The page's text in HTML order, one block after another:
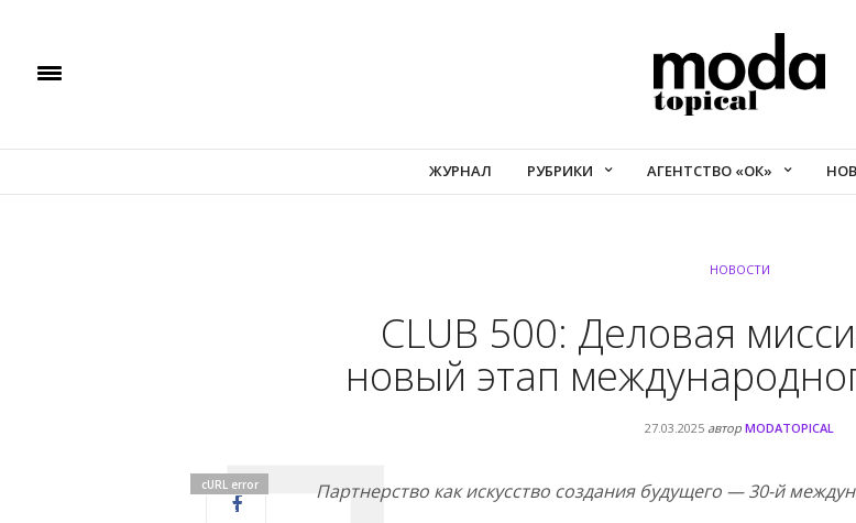
ЖУРНАЛ РУБРИКИ АГЕНТСТВО «ОК»
НОВОСТИ
CLUB 500: Деловая
новый этап
27.03.2025 автор MODATOPICAL
cURL error
28:
Партнерство как искусство создания будущего — 30-й